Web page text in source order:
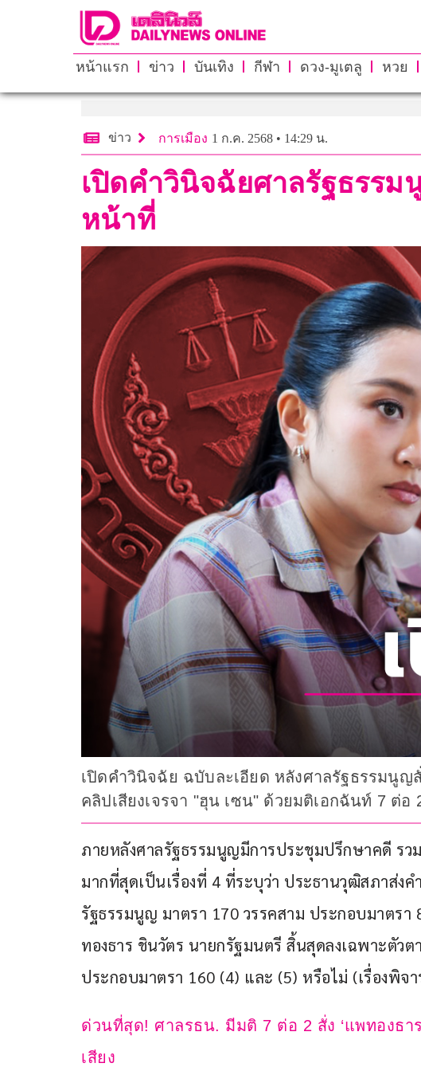
หน้าแรก ข่าว บันเทิง กีฬา ดวง-มูเตลู หวย
ข่าว การเมือง 1 ก.ค. 2568 • 14:29 น.
เปิดคำวินิจฉัยศาลรัฐธรร
หน้าที่
เปิดคำวินิจฉัย ฉบับละเอียด หลังศาลรัฐธรรมนู
คลิปเสียงเจรจา "ฮุน เซน" ด้วยมติเอกฉันท์ 7 ต่อ
ภายหลังศาลรัฐธรรมนูญมีการประชุมปรึกษาคดี รว
มากที่สุดเป็นเรื่องที่ 4 ที่ระบุว่า ประธานวุฒิสภาส่ง
รัฐธรรมนูญ มาตรา 170 วรรคสาม ประกอบมาตรา
ทองธาร ชินวัตร นายกรัฐมนตรี สิ้นสุดลงเฉพาะตัว
ประกอบมาตรา 160 (4) และ (5) หรือไม่ (เรื่องพิจ
ด่วนที่สุด! ศาลรธน. มีมติ 7 ต่อ 2 สั่ง ‘แพทองธ
เสียง